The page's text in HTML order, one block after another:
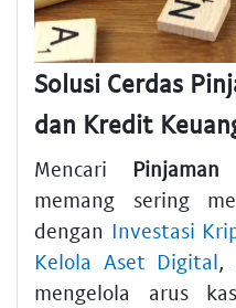
Solusi Cerdas
dan Kredit
Mencari
memang sering
dengan Investasi
Kelola Aset Digital
mengelola arus